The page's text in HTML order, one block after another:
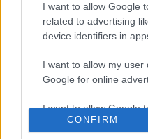
I want to allow Google
related to advertising
device identifiers in
I want to allow my user
Google for online
I want to allow Google
personalized advertising.
CONFIRM
Veszélyes szakma ez.
egy gyenge kártyatrükk
Tinh (21) meghalt, Do
kórházban van mellkasi
Mindkettőjüket a 18